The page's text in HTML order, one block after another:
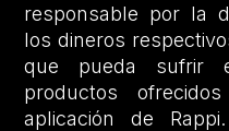
responsable por la
los dineros
que pueda sufrir
productos
aplicación de